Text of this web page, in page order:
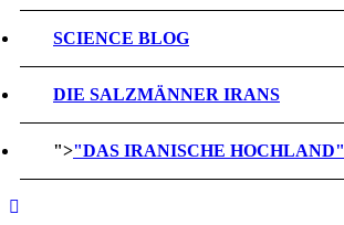
SCIENCE BLOG
DIE SALZMÄNNER IRANS
">"DAS IRANISCHE HOCHLAND"